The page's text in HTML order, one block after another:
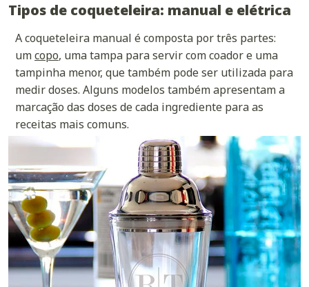
Tipos de coqueteleira: manual e elétrica
A coqueteleira manual é composta por três partes:
umcopo, uma tampa para servir com coador e uma
tampinha menor, que também pode ser utilizada para
medir doses. Alguns modelos também apresentam a
marcação das doses de cada ingrediente para as
receitas mais comuns.